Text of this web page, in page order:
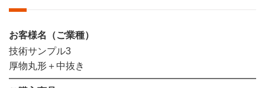
お客様名（ご業種）
技術サンプル3
厚物丸形＋中抜き